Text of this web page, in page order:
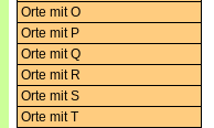
Orte mit O
Orte mit P
Orte mit Q
Orte mit R
Orte mit S
Orte mit T